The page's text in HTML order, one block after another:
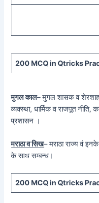
200 MCQ in Qtricks
मुगल काल– मुगल शासक व शेरशाह
व्यक्स्था, धार्मिक व राजपूत नीति,
प्रशासन ।
मराठा व सिख– मराठा राज्य वं
के साथ सम्बन्ध।
200 MCQ in Qtricks